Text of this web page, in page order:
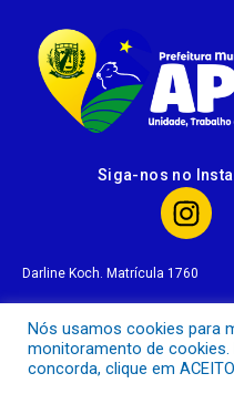
Siga-nos no
Darline Koch. Matrícula 1760
Todos os direitos
Nós usamos cookies para
monitoramento de
concorda, clique em